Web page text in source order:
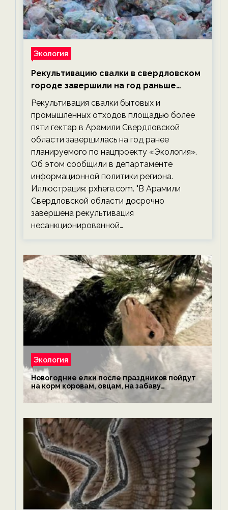
Экология
Рекультивацию свалки в свердловском
городе завершили на год раньше
планируемого срока — новости
экологии на ECOportal
Рекультивация свалки бытовых и
промышленных отходов площадью более
пяти гектар в Арамили Свердловской
области завершилась на год ранее
планируемого по нацпроекту «Экология».
Об этом сообщили в департаменте
информационной политики региона.
Иллюстрация: pxhere.com. "В Арамили
Свердловской области досрочно
завершена рекультивация
несанкционированной…
Экология
Новогодние елки после праздников пойдут
на корм коровам, овцам, на забаву
обезьянам, львам и леопардам — новости
экологии на ECOportal